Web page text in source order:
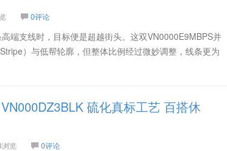
0评论
端支线时，目标便是超越街头。这双VN0000E9MBPS并
）与低帮轮廓，但整体比例经过微妙调整，线条更为
硫化真标工艺 百搭休
览 0评论